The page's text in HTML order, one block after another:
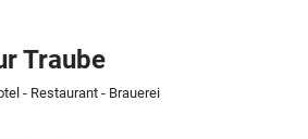
Traube
- Restaurant - Brauerei